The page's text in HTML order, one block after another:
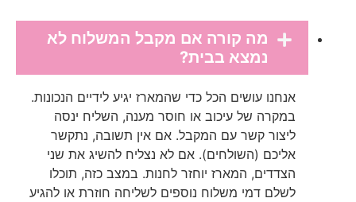
מה קורה אם מקבל המשלוח לא
נמצא בבית?
אנחנו עושים הכל כדי שהמארז יגיע לידיים הנכונות.
במקרה של עיכוב או חוסר מענה, השליח ינסה
ליצור קשר עם המקבל. אם אין תשובה, נתקשר
אליכם (השולחים). אם לא נצליח להשיג את שני
הצדדים, המארז יוחזר לחנות. במצב כזה, תוכלו
לשלם דמי משלוח נוספים לשליחה חוזרת או להגיע